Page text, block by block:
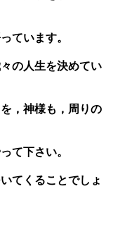
ています。
の人生を決めてい
，神様も，周りの
て下さい。
てくることでしょ